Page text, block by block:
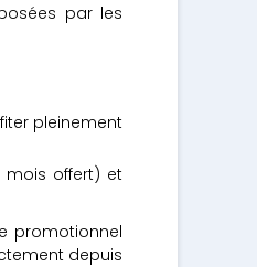
par les
pleinement
mois offert) et
promotionnel
depuis